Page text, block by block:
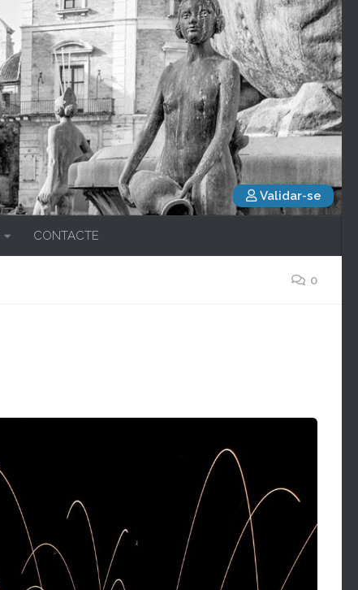
Validar-se
CONTACTE
0